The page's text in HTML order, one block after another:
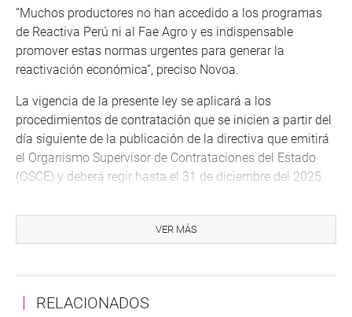
“Muchos productores no han accedido a los programas
de Reactiva Perú ni al Fae Agro y es indispensable
promover estas normas urgentes para generar la
reactivación económica”, preciso Novoa.
La vigencia de la presente ley se aplicará a los
procedimientos de contratación que se inicien a partir del
día siguiente de la publicación de la directiva que emitirá
el Organismo Supervisor de Contrataciones del Estado
(OSCE) y deberá regir hasta el 31 de diciembre del 2025.
exonerada de segunda votación por 85 votos a favor, 13
en contra y 8 abstenciones.
Lima, 16 de julio de 2021
VER MÁS
RELACIONADOS